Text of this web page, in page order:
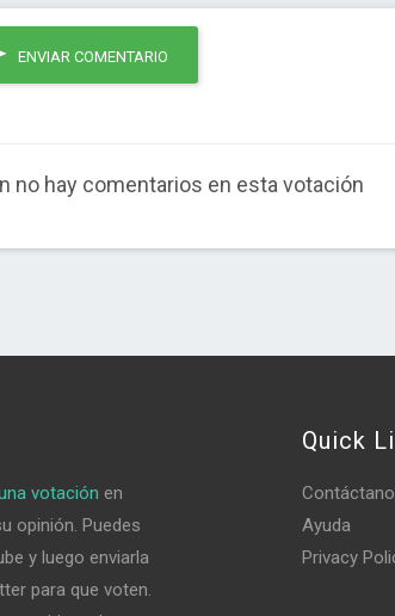
ENVIAR COMENTARIO
no hay comentarios en esta votación
votación en
opinión. Puedes
y luego enviarla
para que voten.
Quick
Ayuda
Privacy